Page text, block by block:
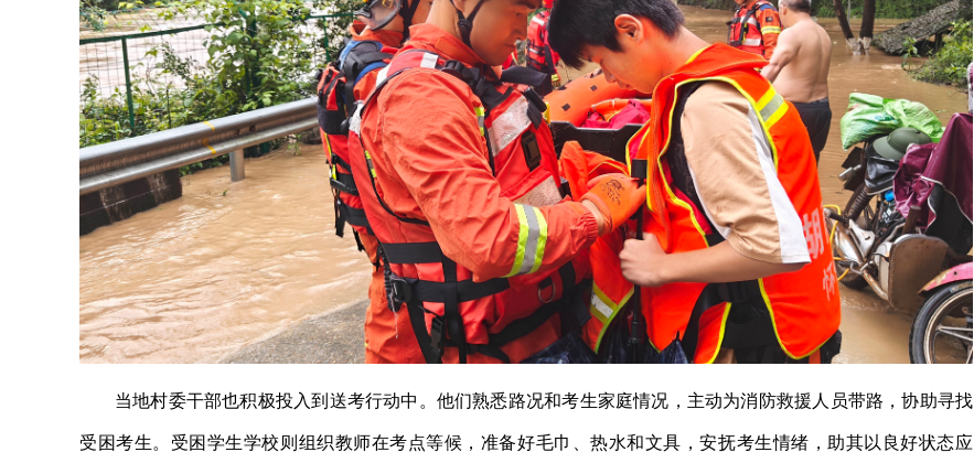
当地村委干部也积极投入到送考行动中。他们熟悉路况和考生家庭情况，主动为消防救援人员带路，协助寻找
受困考生。受困学生学校则组织教师在考点等候，准备好毛巾、热水和文具，安抚考生情绪，助其以良好状态应